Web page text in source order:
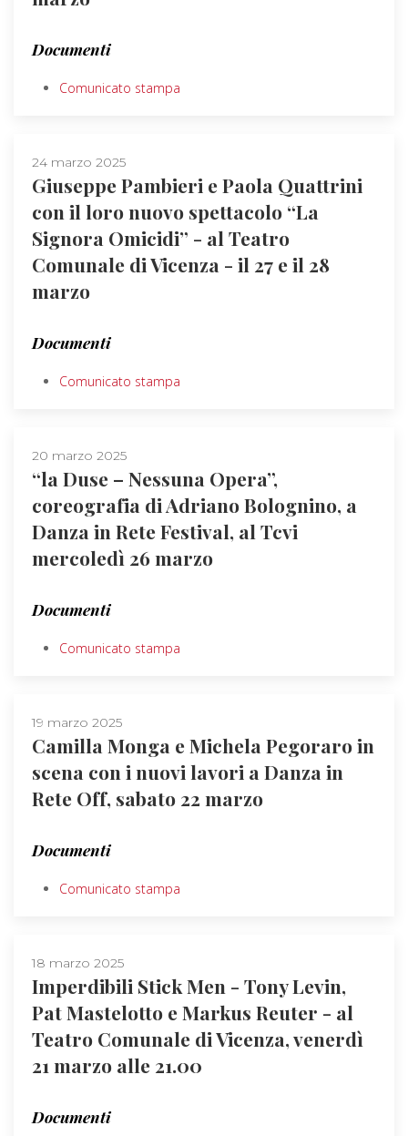
Documenti
Comunicato stampa
24 marzo 2025
Giuseppe Pambieri e Paola Quattrini
con il loro nuovo spettacolo “La
Signora Omicidi” - al Teatro
Comunale di Vicenza - il 27 e il 28
marzo
Documenti
Comunicato stampa
20 marzo 2025
“la Duse – Nessuna Opera”,
coreografia di Adriano Bolognino, a
Danza in Rete Festival, al Tcvi
mercoledì 26 marzo
Documenti
Comunicato stampa
19 marzo 2025
Camilla Monga e Michela Pegoraro in
scena con i nuovi lavori a Danza in
Rete Off, sabato 22 marzo
Documenti
Comunicato stampa
18 marzo 2025
Imperdibili Stick Men - Tony Levin,
Pat Mastelotto e Markus Reuter - al
Teatro Comunale di Vicenza, venerdì
21 marzo alle 21.00
Documenti